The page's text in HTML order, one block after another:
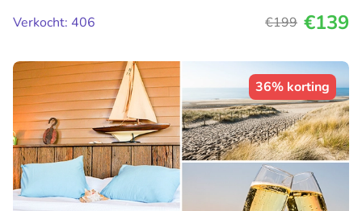
Verkocht: 406
€199 €139
36% korting